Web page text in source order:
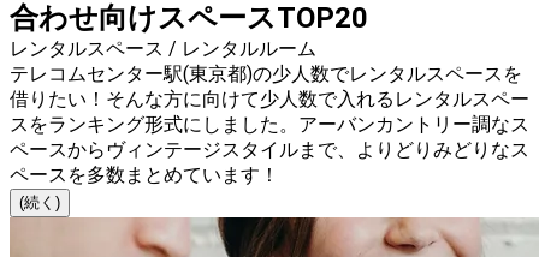
合わせ向けスペースTOP20
レンタルスペース / レンタルルーム
テレコムセンター駅(東京都)の少人数でレンタルスペースを
借りたい！そんな方に向けて少人数で入れるレンタルスペー
スをランキング形式にしました。アーバンカントリー調なス
ペースからヴィンテージスタイルまで、よりどりみどりなス
ペースを多数まとめています！
(続く)